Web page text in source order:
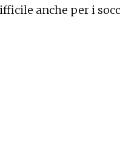
anche per i